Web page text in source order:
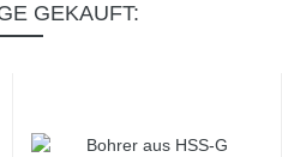
GEKAUFT: